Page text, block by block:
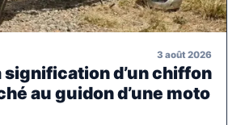
3 août 2026
signification d’un chiffon
au guidon d’une moto